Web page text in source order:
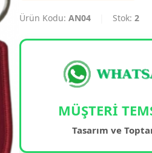
Ürün Kodu: AN04 Stok: 2
MÜŞTERİ
Tasarım ve